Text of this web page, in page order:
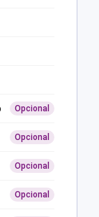
Opcional
Opcional
Opcional
Opcional